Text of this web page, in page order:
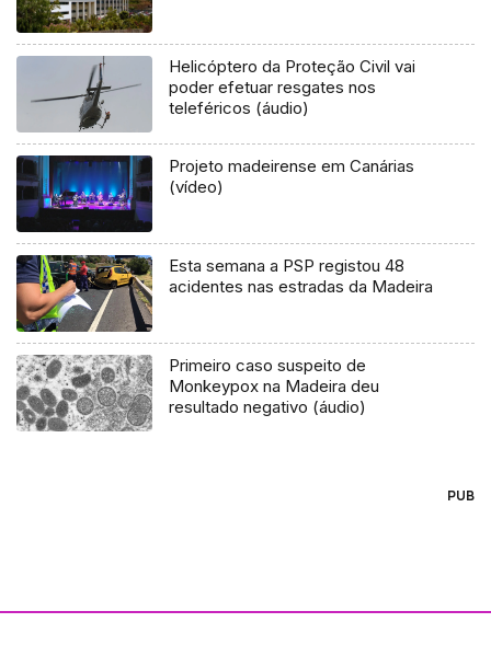
Helicóptero da Proteção Civil vai
poder efetuar resgates nos
teleféricos (áudio)
Projeto madeirense em Canárias
(vídeo)
Esta semana a PSP registou 48
acidentes nas estradas da Madeira
Primeiro caso suspeito de
Monkeypox na Madeira deu
resultado negativo (áudio)
PUB